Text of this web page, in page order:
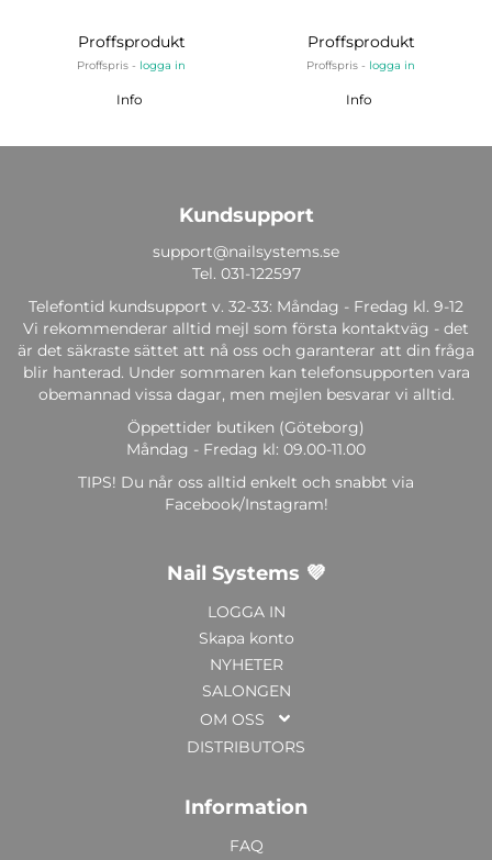
Proffsprodukt
Proffspris - logga in
Info
Proffsprodukt
Proffspris - logga in
Info
Kundsupport
support@nailsystems.se
Tel. 031-122597
Telefontid kundsupport v. 32-33: Måndag - Fredag kl. 9-12
Vi rekommenderar alltid mejl som första kontaktväg - det
är det säkraste sättet att nå oss och garanterar att din fråga
blir hanterad. Under sommaren kan telefonsupporten vara
obemannad vissa dagar, men mejlen besvarar vi alltid.
Öppettider butiken (Göteborg)
Måndag - Fredag kl: 09.00-11.00
TIPS! Du når oss alltid enkelt och snabbt via
Facebook/Instagram!
Nail Systems 💜
LOGGA IN
Skapa konto
NYHETER
SALONGEN
OM OSS
DISTRIBUTORS
Information
FAQ